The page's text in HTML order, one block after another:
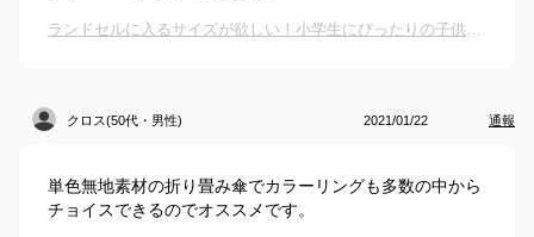
ランドセルに入るサイズが欲しい！小学生にぴったりの子供用折りたたみ傘のおすすめは？
クロス(50代・男性) 2021/01/22 通報
単色無地素材の折り畳み傘でカラーリングも多数の中から
チョイスできるのでオススメです。